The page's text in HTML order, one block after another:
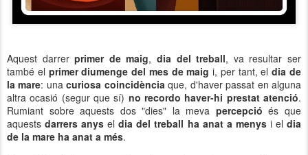
Aquest darrerprimer de maig,dia del treball, va resultar ser
també el primer diumenge del mes de maig i, per tant, eldia de
la mare: unacuriosa coincidènciaque, d'haver passat en alguna
altra ocasió (segur que sí) no recordo haver-hi prestat atenció.
Rumiant sobre aquests dos "dies" la meva percepció és que
aquestsdarrers anys eldia del treball ha anat a menysi eldia
de la mare ha anat a més.